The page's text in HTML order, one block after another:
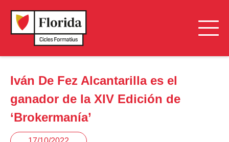
Iván De Fez Alcantarilla es el
ganador de la XIV Edición de
‘Brokermanía’